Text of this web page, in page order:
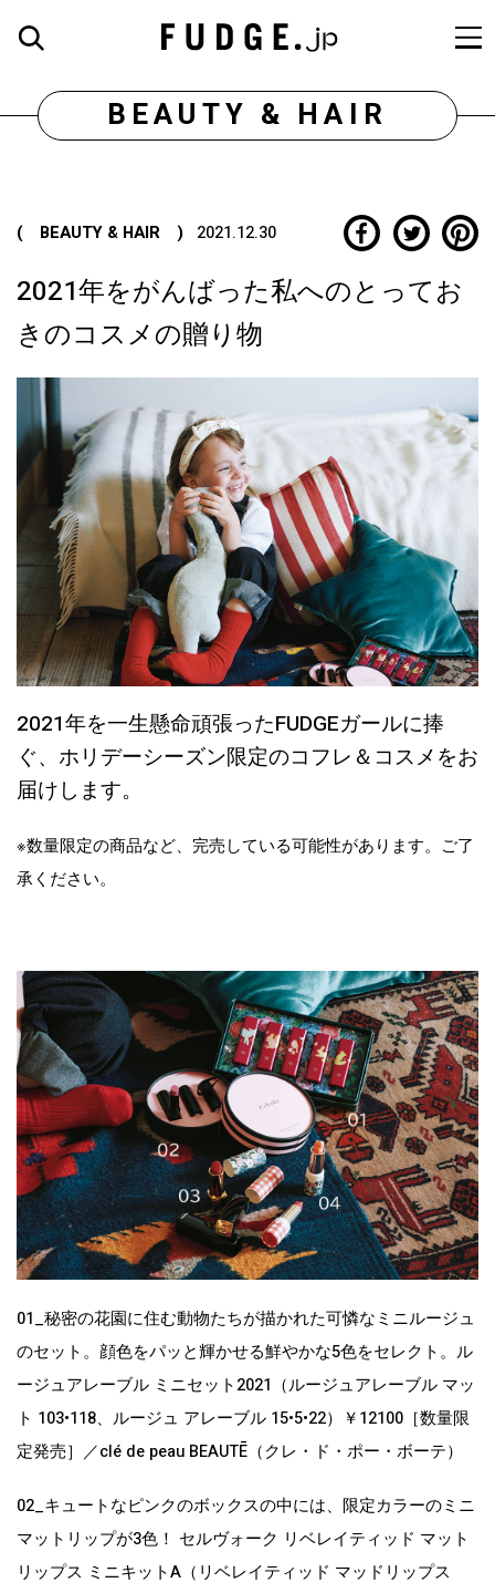
BEAUTY & HAIR
( BEAUTY & HAIR ) 2021.12.30
2021年をがんばった私へのとってお
きのコスメの贈り物
2021年を一生懸命頑張ったFUDGEガールに捧
ぐ、ホリデーシーズン限定のコフレ＆コスメをお
届けします。
※数量限定の商品など、完売している可能性があります。ご了
承ください。
01_秘密の花園に住む動物たちが描かれた可憐なミニルージュ
のセット。顔色をパッと輝かせる鮮やかな5色をセレクト。ル
ージュアレーブル ミニセット2021（ルージュアレーブル マッ
ト 103•118、ルージュ アレーブル 15•5•22）￥12100［数量限
定発売］／clé de peau BEAUTĒ（クレ・ド・ポー・ボーテ）
02_キュートなピンクのボックスの中には、限定カラーのミニ
マットリップが3色！ セルヴォーク リベレイティッド マット
リップス ミニキットA（リベレイティッド マッドリップス